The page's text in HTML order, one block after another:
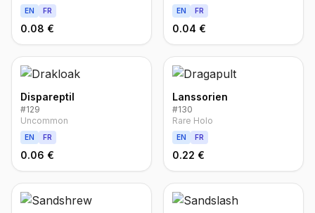
EN FR
0.08 €
EN FR
0.04 €
Dispareptil
#129
Uncommon
EN FR
0.06 €
Lanssorien
#130
Rare Holo
EN FR
0.22 €